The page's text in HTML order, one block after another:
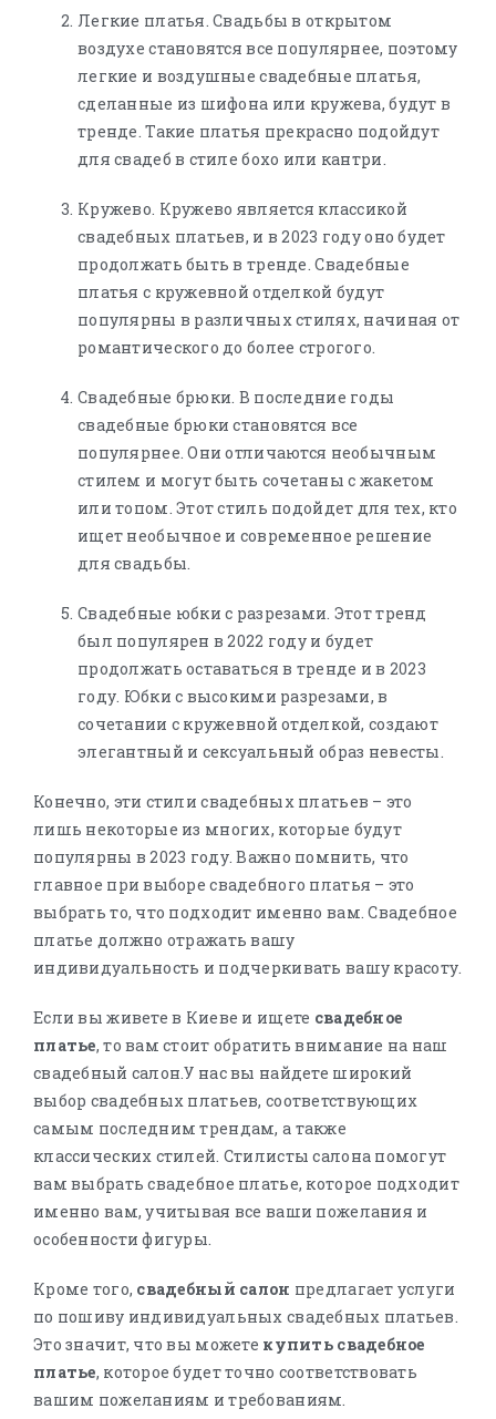
Легкие платья. Свадьбы в открытом
воздухе становятся все популярнее, поэтому
легкие и воздушные свадебные платья,
сделанные из шифона или кружева, будут в
тренде. Такие платья прекрасно подойдут
для свадеб в стиле бохо или кантри.
Кружево. Кружево является классикой
свадебных платьев, и в 2023 году оно будет
продолжать быть в тренде. Свадебные
платья с кружевной отделкой будут
популярны в различных стилях, начиная от
романтического до более строгого.
Свадебные брюки. В последние годы
свадебные брюки становятся все
популярнее. Они отличаются необычным
стилем и могут быть сочетаны с жакетом
или топом. Этот стиль подойдет для тех, кто
ищет необычное и современное решение
для свадьбы.
Свадебные юбки с разрезами. Этот тренд
был популярен в 2022 году и будет
продолжать оставаться в тренде и в 2023
году. Юбки с высокими разрезами, в
сочетании с кружевной отделкой, создают
элегантный и сексуальный образ невесты.
Конечно, эти стили свадебных платьев – это
лишь некоторые из многих, которые будут
популярны в 2023 году. Важно помнить, что
главное при выборе свадебного платья – это
выбрать то, что подходит именно вам. Свадебное
платье должно отражать вашу
индивидуальность и подчеркивать вашу красоту.
Если вы живете в Киеве и ищете свадебное
платье, то вам стоит обратить внимание на наш
свадебный салон.У нас вы найдете широкий
выбор свадебных платьев, соответствующих
самым последним трендам, а также
классических стилей. Стилисты салона помогут
вам выбрать свадебное платье, которое подходит
именно вам, учитывая все ваши пожелания и
особенности фигуры.
Кроме того, свадебный салон предлагает услуги
по пошиву индивидуальных свадебных платьев.
Это значит, что вы можете купить свадебное
платье, которое будет точно соответствовать
вашим пожеланиям и требованиям.